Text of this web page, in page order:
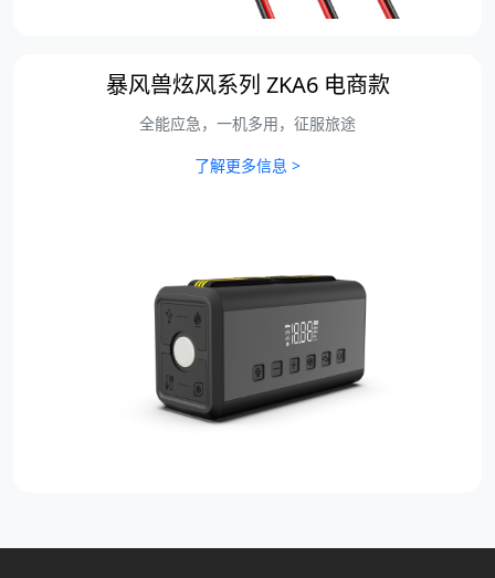
暴风兽炫风系列 ZKA6 电商款
全能应急，一机多用，征服旅途
了解更多信息 >